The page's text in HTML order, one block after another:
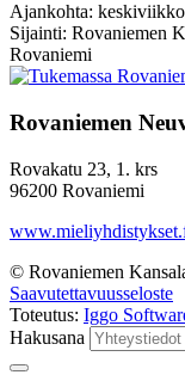
Ajankohta:
Sijainti: Rovaniemen
Rovaniemi
Rovaniemen
Rovakatu 23, 1. krs
96200 Rovaniemi
© Rovaniemen
Saavutettavuusseloste
Toteutus: Iggo
Hakusana